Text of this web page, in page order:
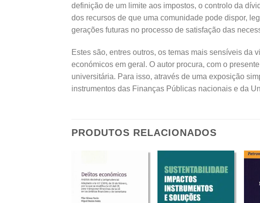
definição de um limite aos impostos, o controlo da
dos recursos de que uma comunidade pode dispor,
gerações futuras no processo de satisfação das
Estes são, entres outros, os temas mais sensíveis da
económicos em geral. O autor procura, com o
universitária. Para isso, através de uma exposição
instrumentos das Finanças Públicas nacionais e da
PRODUTOS RELACIONADOS